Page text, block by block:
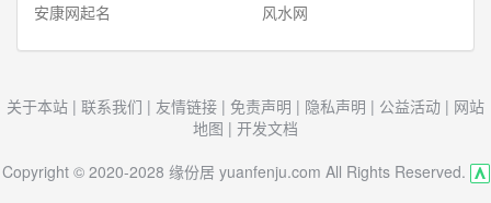
安康网起名
风水网
关于本站 | 联系我们 | 友情链接 | 免责声明 | 隐私声明 | 公益活动 | 网站
地图 | 开发文档
Copyright © 2020-2028 缘份居 yuanfenju.com All Rights Reserved.